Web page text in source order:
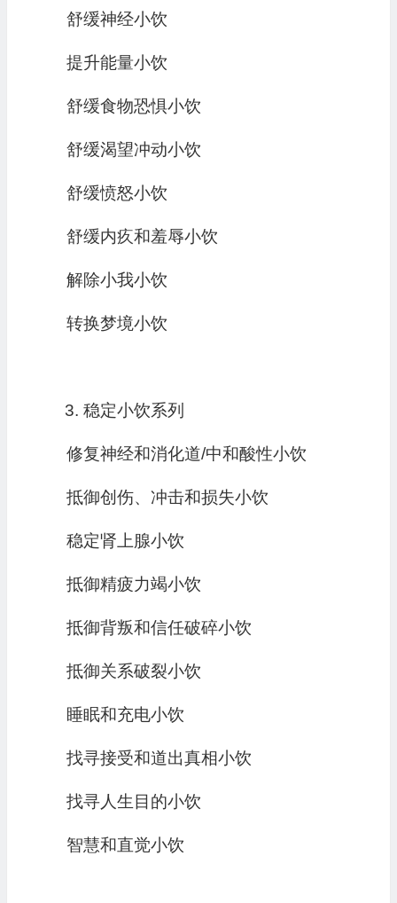
舒缓神经小饮
提升能量小饮
舒缓食物恐惧小饮
舒缓渴望冲动小饮
舒缓愤怒小饮
舒缓内疚和羞辱小饮
解除小我小饮
转换梦境小饮
稳定小饮系列
修复神经和消化道/中和酸性小饮
抵御创伤、冲击和损失小饮
稳定肾上腺小饮
抵御精疲力竭小饮
抵御背叛和信任破碎小饮
抵御关系破裂小饮
睡眠和充电小饮
找寻接受和道出真相小饮
找寻人生目的小饮
智慧和直觉小饮